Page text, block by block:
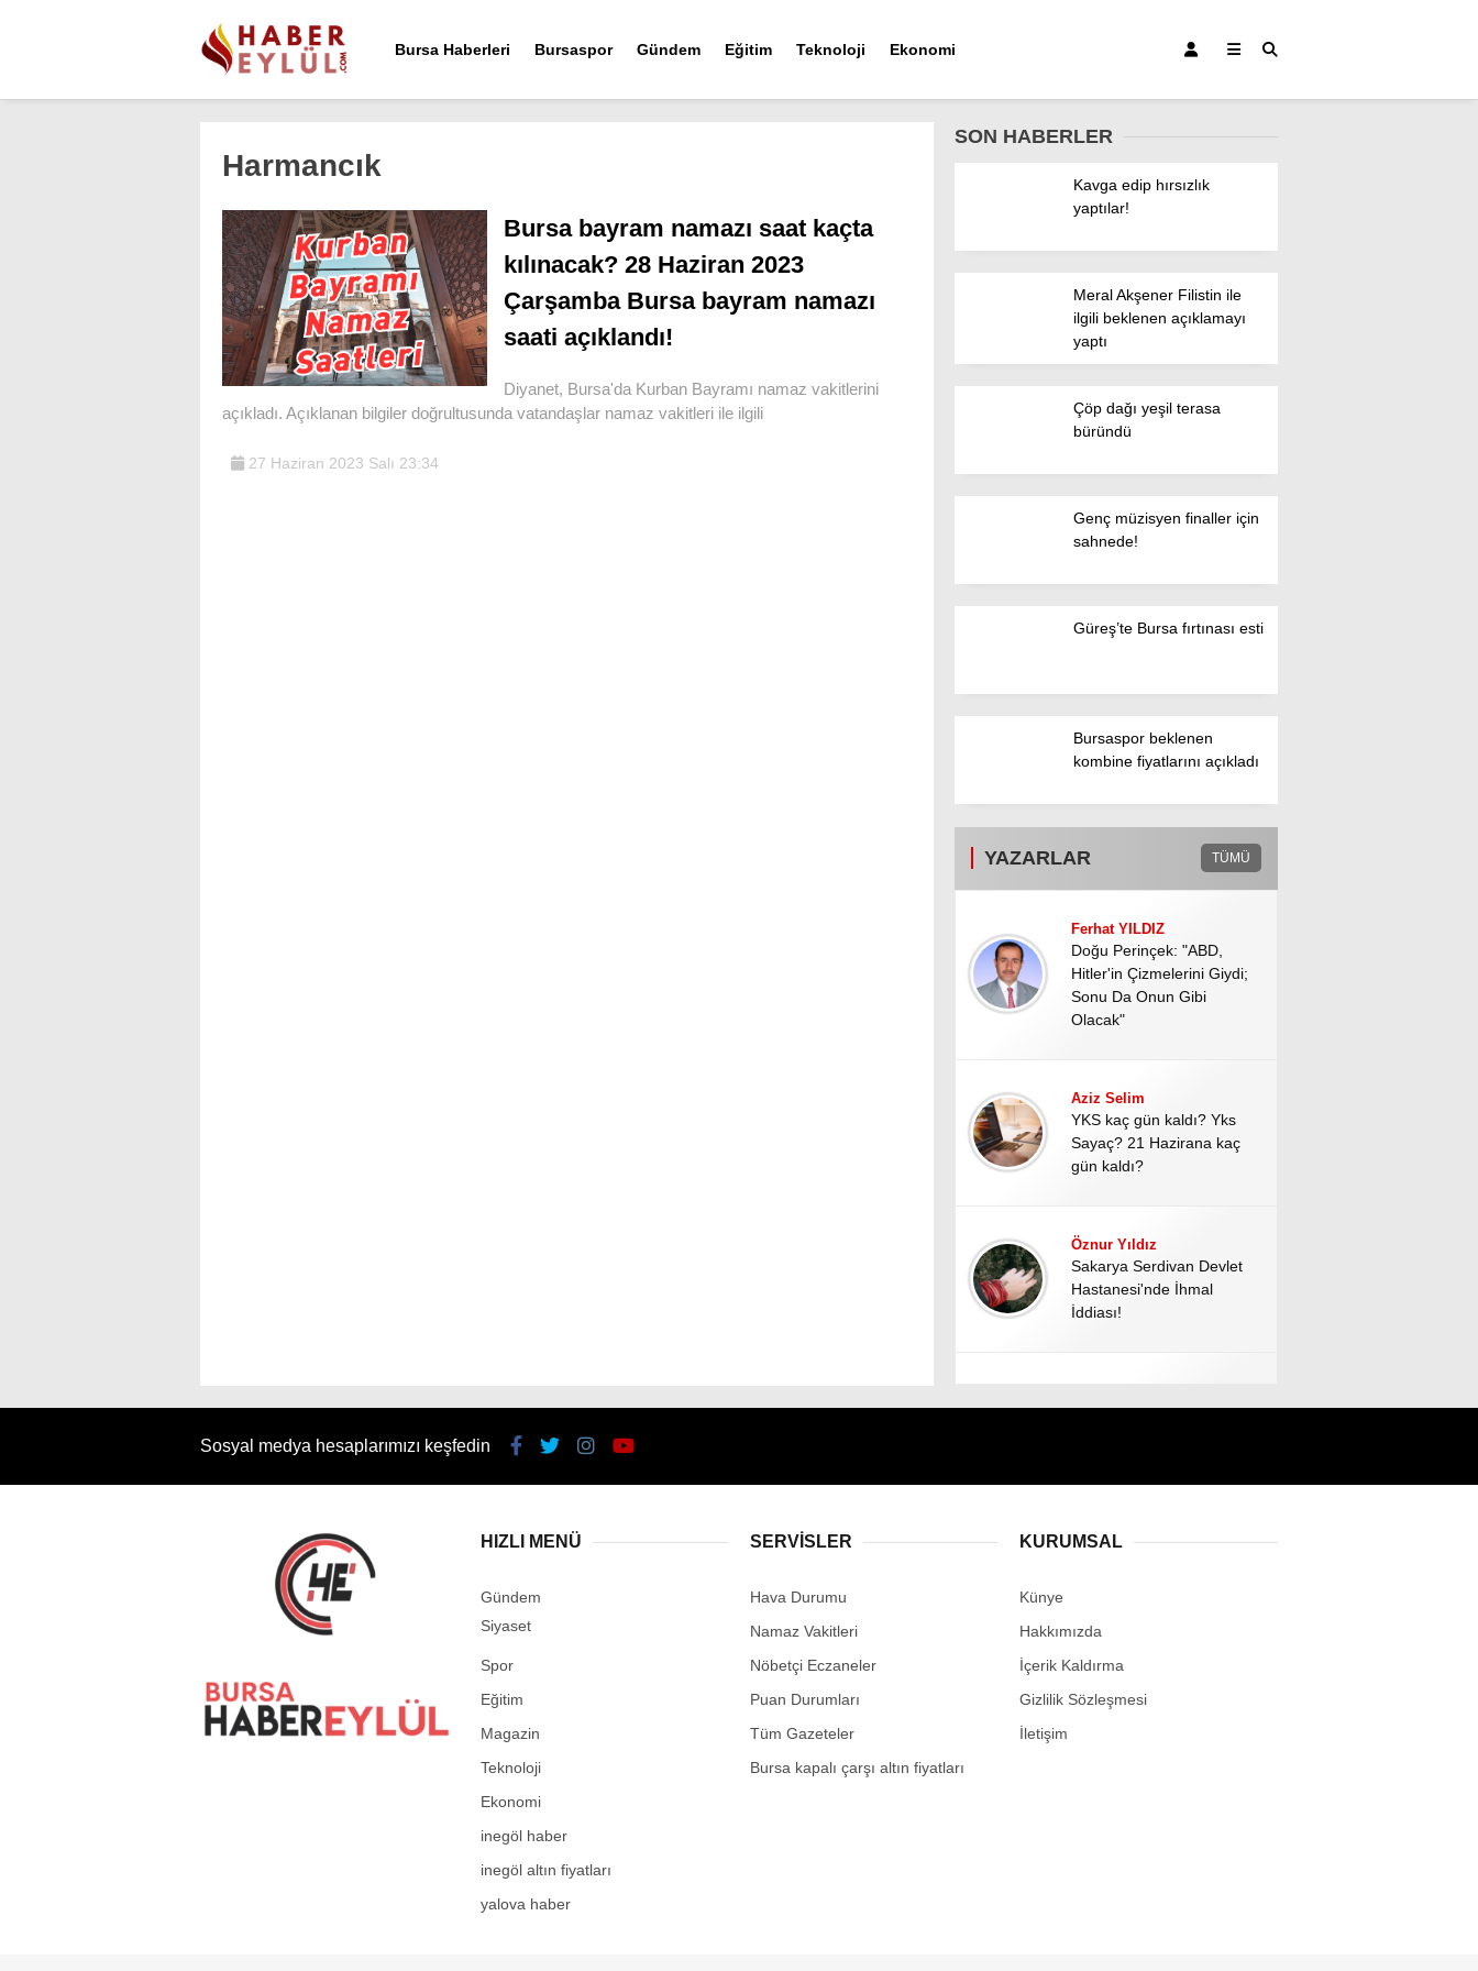
Bursaspor
Gündem
Bursa Haberleri Bursaspor Gündem Eğitim Teknoloji Ekonomi
Harmancık
Bursa bayram namazı saat kaçta
kılınacak? 28 Haziran 2023
Çarşamba Bursa bayram namazı
saati açıklandı!
Diyanet, Bursa'da Kurban Bayramı namaz vakitlerini
açıkladı. Açıklanan bilgiler doğrultusunda vatandaşlar namaz vakitleri ile ilgili
27 Haziran 2023 Salı 23:34
SON HABERLER
Kavga edip hırsızlık
yaptılar!
Meral Akşener Filistin ile
ilgili beklenen açıklamayı
yaptı
Çöp dağı yeşil terasa
büründü
Genç müzisyen finaller için
sahnede!
Güreş’te Bursa fırtınası esti
Bursaspor beklenen
kombine fiyatlarını açıkladı
YAZARLAR TÜMÜ
Ferhat YILDIZ
Doğu Perinçek: "ABD,
Hitler'in Çizmelerini Giydi;
Sonu Da Onun Gibi
Olacak"
Aziz Selim
YKS kaç gün kaldı? Yks
Sayaç? 21 Hazirana kaç
gün kaldı?
Öznur Yıldız
Sakarya Serdivan Devlet
Hastanesi'nde İhmal
İddiası!
Kahramanmaraş’ta Okul
Deliller!
Sosyal medya hesaplarımızı keşfedin
HIZLI MENÜ
Gündem
Siyaset
Spor
Eğitim
Magazin
Teknoloji
Ekonomi
inegöl haber
inegöl altın fiyatları
yalova haber
SERVİSLER
Hava Durumu
Namaz Vakitleri
Nöbetçi Eczaneler
Puan Durumları
Tüm Gazeteler
Bursa kapalı çarşı altın fiyatları
KURUMSAL
Künye
Hakkımızda
İçerik Kaldırma
Gizlilik Sözleşmesi
İletişim